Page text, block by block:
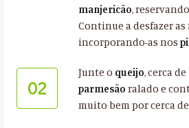
manjericão,
Continue a desfazer as
incorporando-as nos
02
Junte o queijo, cerca
parmesão ralado e
muito bem por cerca